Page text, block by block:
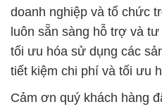
doanh nghiệp và tổ chức
luôn sẵn sàng hỗ trợ và
tối ưu hóa sử dụng các
tiết kiệm chi phí và tối ưu
Cảm ơn quý khách hàng